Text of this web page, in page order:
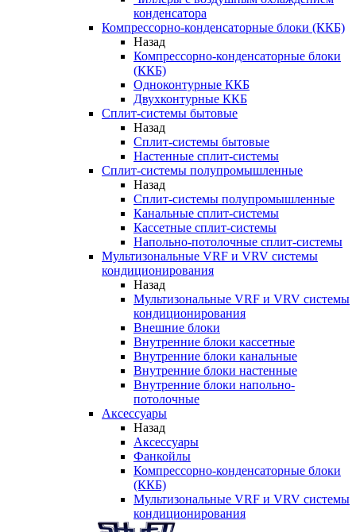
конденсатора
Компрессорно-конденсаторные блоки (ККБ)
Назад
Компрессорно-конденсаторные блоки
(ККБ)
Одноконтурные ККБ
Двухконтурные ККБ
Сплит-системы бытовые
Назад
Сплит-системы бытовые
Настенные сплит-системы
Сплит-системы полупромышленные
Назад
Сплит-системы полупромышленные
Канальные сплит-системы
Кассетные сплит-системы
Напольно-потолочные сплит-системы
Мультизональные VRF и VRV системы
кондиционирования
Назад
Мультизональные VRF и VRV системы
кондиционирования
Внешние блоки
Внутренние блоки кассетные
Внутренние блоки канальные
Внутренние блоки настенные
Внутренние блоки напольно-
потолочные
Аксессуары
Назад
Аксессуары
Фанкойлы
Компрессорно-конденсаторные блоки
(ККБ)
Мультизональные VRF и VRV системы
кондиционирования